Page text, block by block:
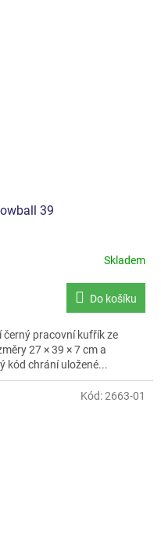
39
Skladem
Do košíku
pracovní kufřík ze
27 × 39 × 7 cm a
kód chrání uložené...
Kód:2663-01